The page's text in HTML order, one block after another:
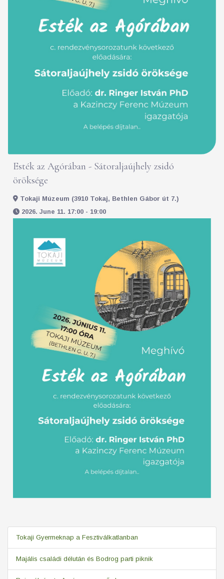
Esték az Agórában - Sátoraljaújhely zsidó
öröksége
Tokaji Múzeum (3910 Tokaj, Bethlen Gábor út 7.)
2026. June 11. 17:00 - 19:00
Tokaji Gyermeknap a Fesztiválkatlanban
Majális családi délután és Bodrog parti piknik